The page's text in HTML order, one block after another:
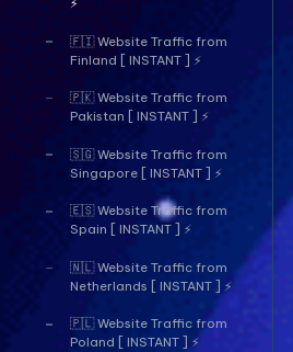
⚡
🇫🇮 Website Traffic from
Finland [ INSTANT ] ⚡
🇵🇰 Website Traffic from
Pakistan [ INSTANT ] ⚡
🇸🇬 Website Traffic from
Singapore [ INSTANT ] ⚡
🇪🇸 Website Traffic from
Spain [ INSTANT ] ⚡
🇳🇱 Website Traffic from
Netherlands [ INSTANT ] ⚡
🇵🇱 Website Traffic from
Poland [ INSTANT ] ⚡